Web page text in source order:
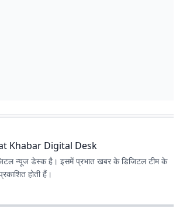
Khabar Digital Desk
न्यूज डेस्क है। इसमें प्रभात खबर के डिजिटल टीम के
होती हैं।